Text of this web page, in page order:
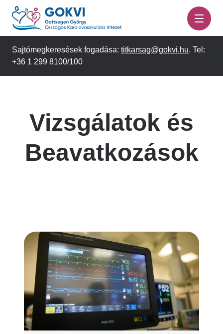
Ugrás
tartalomra
Sajtómegkeresések fogadása: titkarsag@gokvi.hu. Tel:
+36 1 299 8100/100
Vizsgálatok és
Beavatkozások